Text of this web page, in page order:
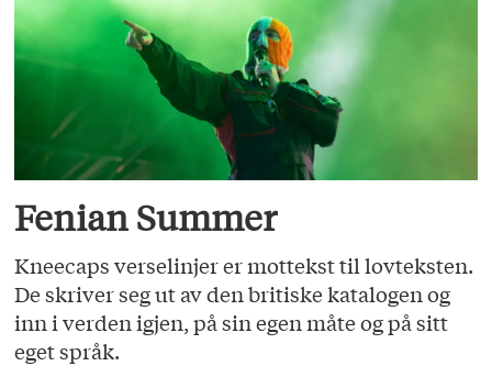
Fenian Summer
Kneecaps verselinjer er mottekst til lovteksten.
De skriver seg ut av den britiske katalogen og
inn i verden igjen, på sin egen måte og på sitt
eget språk.